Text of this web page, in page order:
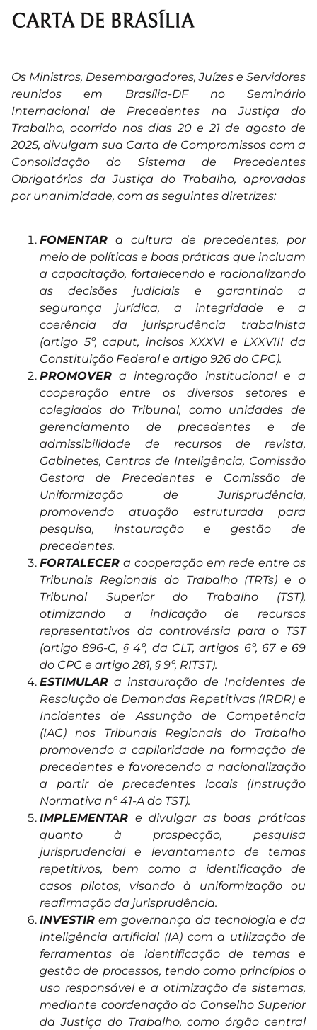
CARTA DE BRASÍLIA
Os Ministros, Desembargadores, Juízes e Servidores
reunidos em Brasília-DF no Seminário
Internacional de Precedentes na Justiça do
Trabalho, ocorrido nos dias 20 e 21 de agosto de
2025, divulgam sua Carta de Compromissos com a
Consolidação do Sistema de Precedentes
Obrigatórios da Justiça do Trabalho, aprovadas
por unanimidade, com as seguintes diretrizes:
FOMENTAR a cultura de precedentes, por
meio de políticas e boas práticas que incluam
a capacitação, fortalecendo e racionalizando
as decisões judiciais e garantindo a
segurança jurídica, a integridade e a
coerência da jurisprudência trabalhista
(artigo 5º, caput, incisos XXXVI e LXXVIII da
Constituição Federal e artigo 926 do CPC).
PROMOVER a integração institucional e a
cooperação entre os diversos setores e
colegiados do Tribunal, como unidades de
gerenciamento de precedentes e de
admissibilidade de recursos de revista,
Gabinetes, Centros de Inteligência, Comissão
Gestora de Precedentes e Comissão de
Uniformização de Jurisprudência,
promovendo atuação estruturada para
pesquisa, instauração e gestão de
precedentes.
FORTALECER a cooperação em rede entre os
Tribunais Regionais do Trabalho (TRTs) e o
Tribunal Superior do Trabalho (TST),
otimizando a indicação de recursos
representativos da controvérsia para o TST
(artigo 896-C, § 4º, da CLT, artigos 6º, 67 e 69
do CPC e artigo 281, § 9º, RITST).
ESTIMULAR a instauração de Incidentes de
Resolução de Demandas Repetitivas (IRDR) e
Incidentes de Assunção de Competência
(IAC) nos Tribunais Regionais do Trabalho
promovendo a capilaridade na formação de
precedentes e favorecendo a nacionalização
a partir de precedentes locais (Instrução
Normativa nº 41-A do TST).
IMPLEMENTAR e divulgar as boas práticas
quanto à prospecção, pesquisa
jurisprudencial e levantamento de temas
repetitivos, bem como a identificação de
casos pilotos, visando à uniformização ou
reafirmação da jurisprudência.
INVESTIR em governança da tecnologia e da
inteligência artificial (IA) com a utilização de
ferramentas de identificação de temas e
gestão de processos, tendo como princípios o
uso responsável e a otimização de sistemas,
mediante coordenação do Conselho Superior
da Justiça do Trabalho, como órgão central